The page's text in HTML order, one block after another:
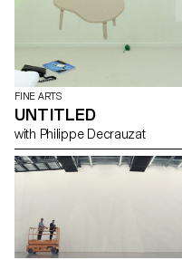
FINE ARTS
UNTITLED
with Philippe Decrauzat